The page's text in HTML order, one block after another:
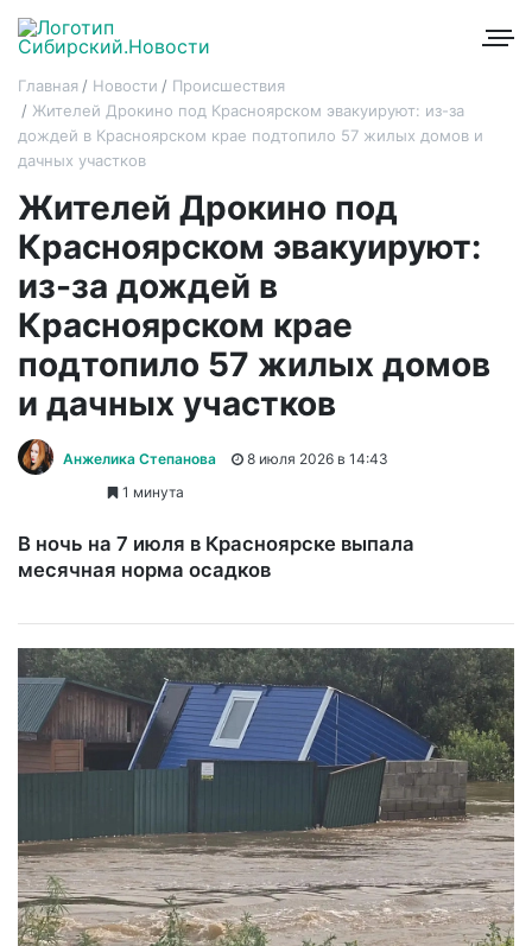
Главная Новости
Происшествия
Жителей Дрокино под Красноярском эвакуируют: из-за
дождей в Красноярском крае подтопило 57 жилых домов и
дачных участков
Жителей Дрокино под
Красноярском эвакуируют:
из-за дождей в
Красноярском крае
подтопило 57 жилых домов
и дачных участков
Анжелика Степанова
8 июля 2026 в 14:43
1 минута
В ночь на 7 июля в Красноярске выпала
месячная норма осадков